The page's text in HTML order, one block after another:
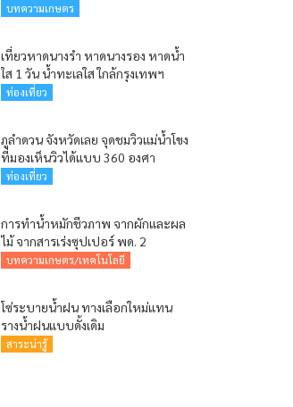
บทความเกษตร
เที่ยวหาดนางรำ หาดนางรอง หาดน้ำ
ใส 1 วัน น้ำทะเลใส ใกล้กรุงเทพฯ
ท่องเที่ยว
ภูลำดวน จังหวัดเลย จุดชมวิวแม่น้ำโขง
ที่มองเห็นวิวได้แบบ 360 องศา
ท่องเที่ยว
การทำน้ำหมักชีวภาพ จากผักและผล
ไม้ จากสารเร่งซุปเปอร์ พด. 2
บทความเกษตร/เทคโนโลยี
โซ่ระบายน้ำฝน ทางเลือกใหม่แทน
รางน้ำฝนแบบดั้งเดิม
สาระน่ารู้